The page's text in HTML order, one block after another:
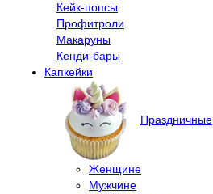
Кейк-попсы
Профитроли
Макаруны
Кенди-бары
Капкейки
Праздничные
Женщине
Мужчине